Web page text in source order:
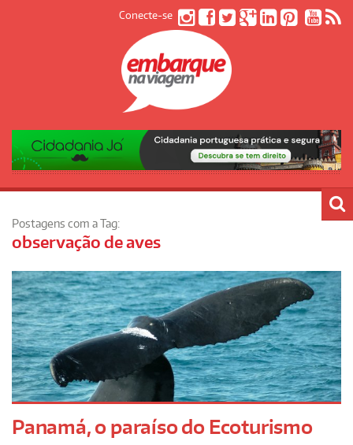
Conecte-se
Postagens com a Tag:
observação de aves
Panamá, o paraíso do Ecoturismo